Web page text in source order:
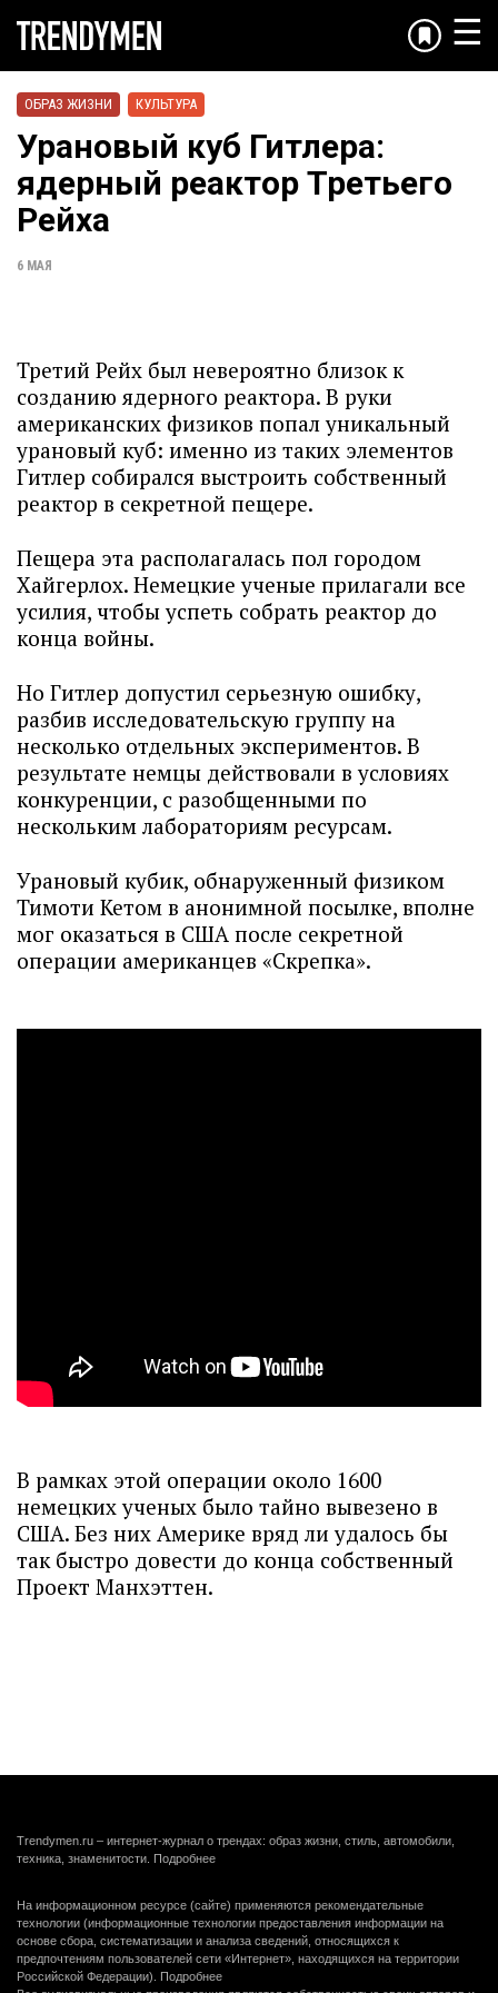
☰
ОБРАЗ ЖИЗНИ КУЛЬТУРА
Урановый куб Гитлера:
ядерный реактор Третьего
Рейха
6 МАЯ
Третий Рейх был невероятно близок к
созданию ядерного реактора. В руки
американских физиков попал уникальный
урановый куб: именно из таких элементов
Гитлер собирался выстроить собственный
реактор в секретной пещере.
Пещера эта располагалась пол городом
Хайгерлох. Немецкие ученые прилагали все
усилия, чтобы успеть собрать реактор до
конца войны.
Но Гитлер допустил серьезную ошибку,
разбив исследовательскую группу на
несколько отдельных экспериментов. В
результате немцы действовали в условиях
конкуренции, с разобщенными по
нескольким лабораториям ресурсам.
Урановый кубик, обнаруженный физиком
Тимоти Кетом в анонимной посылке, вполне
мог оказаться в США после секретной
операции американцев «Скрепка».
В рамках этой операции около 1600
немецких ученых было тайно вывезено в
США. Без них Америке вряд ли удалось бы
так быстро довести до конца собственный
Проект Манхэттен.
Trendymen.ru – интернет-журнал о трендах: образ жизни, стиль, автомобили,
техника, знаменитости. Подробнее
На информационном ресурсе (сайте) применяются рекомендательные
технологии (информационные технологии предоставления информации на
основе сбора, систематизации и анализа сведений, относящихся к
предпочтениям пользователей сети «Интернет», находящихся на территории
Российской Федерации). Подробнее